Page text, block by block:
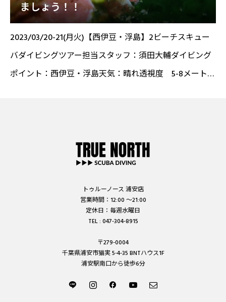
ましょう！！
2023/03/20-21(月火)【西伊豆・浮島】2ビーチスキュー
バダイビングツアー担当スタッフ：須田大輔ダイビング
ポイント：西伊豆・浮島天気：晴れ透視度 5-8メート
トゥルーノース 浦安店
営業時間：12:00 ～21:00
定休日：毎週水曜日
TEL : 047-304-8915
〒279-0004
千葉県浦安市猫実 5-4-35 BNTハウス1F
浦安駅南口から徒歩6分